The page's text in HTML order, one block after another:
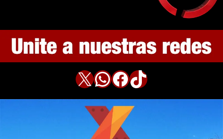
X WhatsApp Facebook TikTok